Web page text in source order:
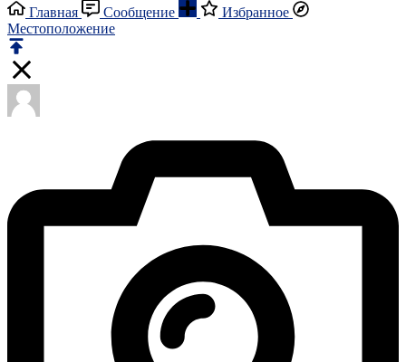
Главная
Сообщение
Избранное
Местоположение